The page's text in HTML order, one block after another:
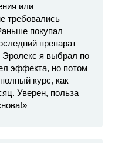
или
требовались
покупал
препарат
я выбрал по
эффекта, но потом
курс, как
Уверен, польза